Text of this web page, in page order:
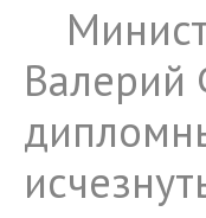
Валерий